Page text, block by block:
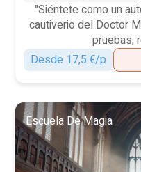
"Siéntete como un
cautiverio del Doctor
pruebas,
Desde 17,5 €/p
Escuela De Magia